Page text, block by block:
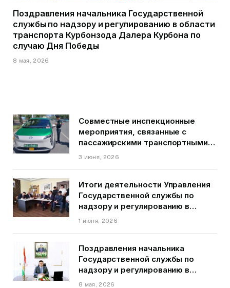
Поздравления начальника Государственной
службы по надзору и регулированию в области
транспорта Курбонзода Далера Курбона по
случаю Дня Победы
8 мая, 2026
Совместные инспекционные
мероприятия, связанные с
пассажирскими транспортными
средствами на территории
3 июня, 2026
Итоги деятельности Управления
Государственной службы по
надзору и регулированию в
области транспорта ГБАО в
1 июня, 2026
Поздравления начальника
Государственной службы по
надзору и регулированию в
области транспорта Курбонзода
8 мая, 2026